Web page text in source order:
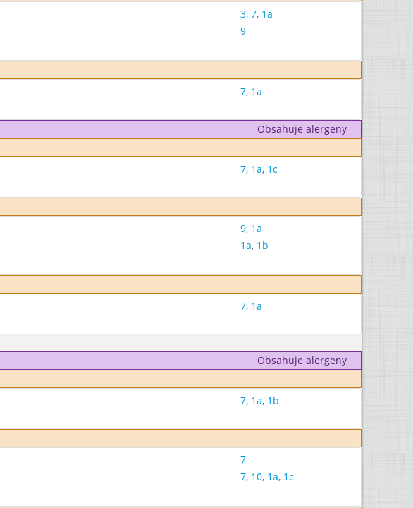
3, 7, 1a
9
7, 1a
Obsahuje alergeny
7, 1a, 1c
9, 1a
1a, 1b
7, 1a
Obsahuje alergeny
7, 1a, 1b
7
7, 10, 1a, 1c